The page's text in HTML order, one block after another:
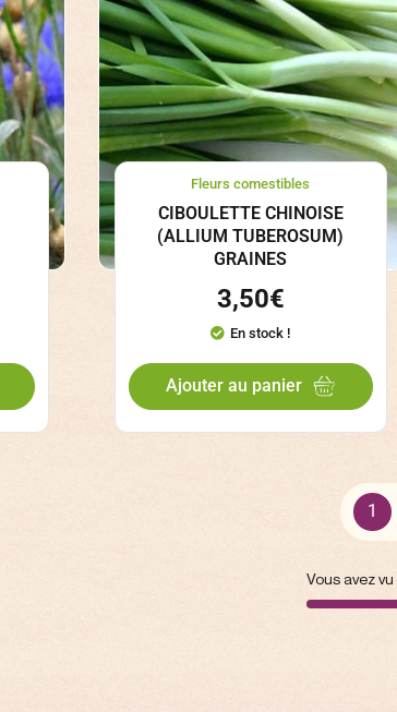
Fleurs comestibles
CIBOULETTE CHINOISE
(ALLIUM TUBEROSUM)
GRAINES
3,50€
En stock !
Ajouter au panier
1
Vous avez vu